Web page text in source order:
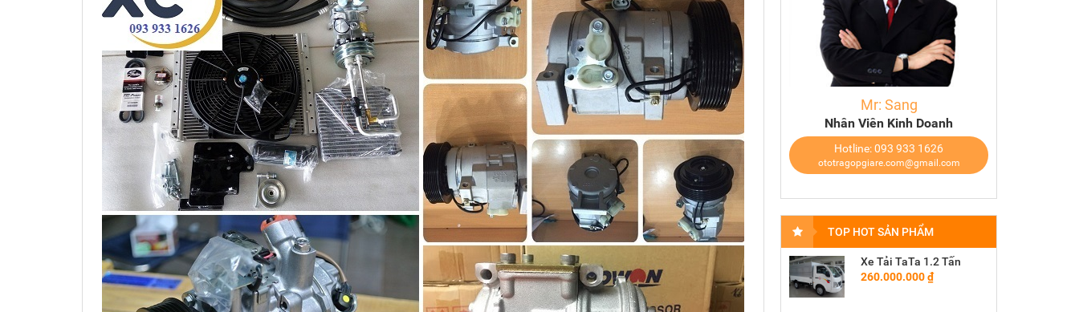
Mr: Sang
Nhân Viên Kinh Doanh
Hotline: 093 933 1626
ototragopgiare.com@gmail.com
TOP HOT SẢN PHẨM
Xe Tải TaTa 1.2 Tấn
260.000.000 ₫